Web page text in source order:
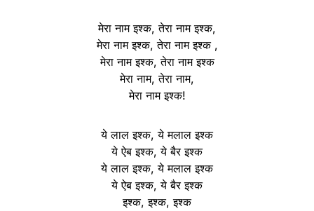
मेरा नाम इश्क, तेरा नाम इश्क,
मेरा नाम इश्क, तेरा नाम इश्क ,
मेरा नाम इश्क, तेरा नाम इश्क
मेरा नाम, तेरा नाम,
मेरा नाम इश्क!
ये लाल इश्क, ये मलाल इश्क
ये ऐब इश्क, ये बैर इश्क
ये लाल इश्क, ये मलाल इश्क
ये ऐब इश्क, ये बैर इश्क
इश्क, इश्क, इश्क